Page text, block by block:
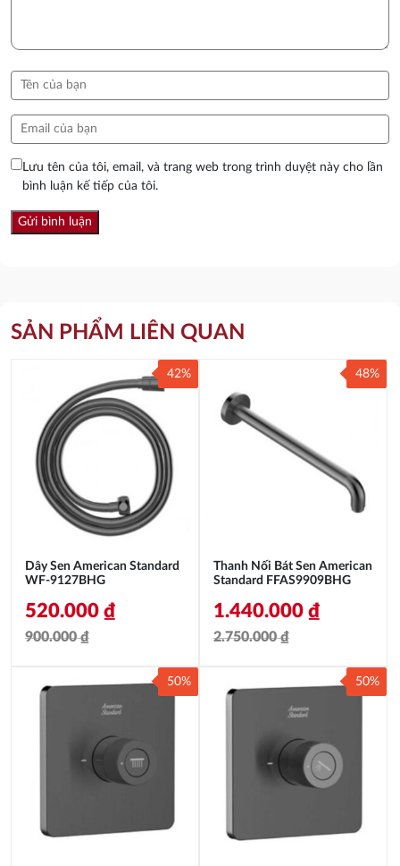
Lưu tên của tôi, email, và trang web trong trình duyệt này cho lần
bình luận kế tiếp của tôi.
SẢN PHẨM LIÊN QUAN
Dây Sen American Standard
WF-9127BHG
900.000₫
gốc
900.000 ₫.
520.000 ₫
hiện
520.000 ₫.
42%
Thanh Nối Bát Sen American
Standard FFAS9909BHG
2.750.000₫
gốc
2.750.000 ₫.
1.440.000 ₫
hiện
1.440.000 ₫.
48%
50% 50%